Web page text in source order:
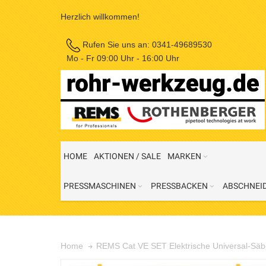
Herzlich willkommen!
Rufen Sie uns an: 0341-49689530
Mo - Fr 09:00 Uhr - 16:00 Uhr
HOME AKTIONEN / SALE MARKEN
PRESSMASCHINEN PRESSBACKEN
Home REMS Cat VE SET Elektrische Universal-